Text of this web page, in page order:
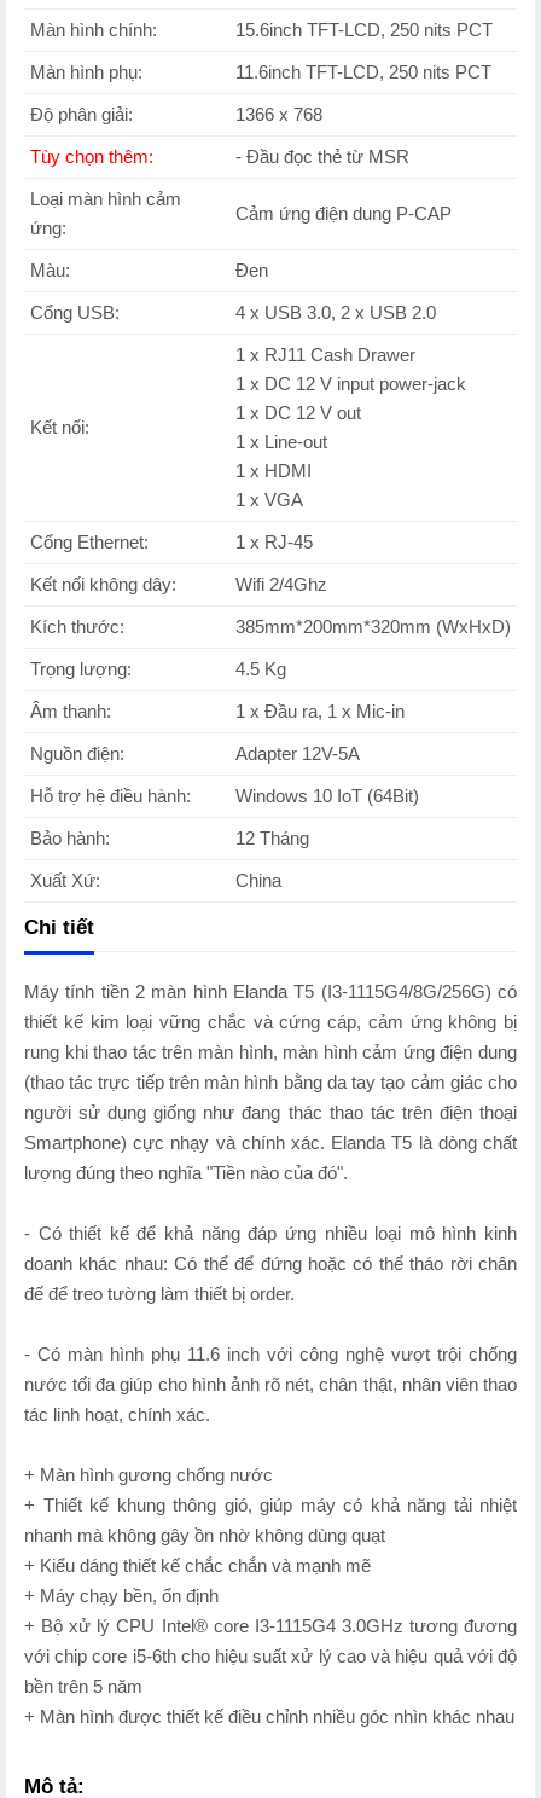
Màn hình chính: 15.6inch TFT-LCD, 250 nits PCT
Màn hình phụ: 11.6inch TFT-LCD, 250 nits PCT
Độ phân giải: 1366 x 768
Tùy chọn thêm: - Đầu đọc thẻ từ MSR
Loại màn hình cảm
ứng:
Cảm ứng điện dung P-CAP
Màu: Đen
Cổng USB: 4 x USB 3.0, 2 x USB 2.0
Kết nối:
1 x RJ11 Cash Drawer
1 x DC 12 V input power-jack
1 x DC 12 V out
1 x Line-out
1 x HDMI
1 x VGA
Cổng Ethernet: 1 x RJ-45
Kết nối không dây: Wifi 2/4Ghz
Kích thước: 385mm*200mm*320mm (WxHxD)
Trọng lượng: 4.5 Kg
Âm thanh: 1 x Đầu ra, 1 x Mic-in
Nguồn điện: Adapter 12V-5A
Hỗ trợ hệ điều hành: Windows 10 IoT (64Bit)
Bảo hành: 12 Tháng
Xuất Xứ: China
Chi tiết
Máy tính tiền 2 màn hình Elanda T5 (I3-1115G4/8G/256G) có
thiết kế kim loại vững chắc và cứng cáp, cảm ứng không bị
rung khi thao tác trên màn hình, màn hình cảm ứng điện dung
(thao tác trực tiếp trên màn hình bằng da tay tạo cảm giác cho
người sử dụng giống như đang thác thao tác trên điện thoại
Smartphone) cực nhạy và chính xác. Elanda T5 là dòng chất
lượng đúng theo nghĩa "Tiền nào của đó".
- Có thiết kế để khả năng đáp ứng nhiều loại mô hình kinh
doanh khác nhau: Có thể để đứng hoặc có thể tháo rời chân
đế để treo tường làm thiết bị order.
- Có màn hình phụ 11.6 inch với công nghệ vượt trội chống
nước tối đa giúp cho hình ảnh rõ nét, chân thật, nhân viên thao
tác linh hoạt, chính xác.
+ Màn hình gương chống nước
+ Thiết kế khung thông gió, giúp máy có khả năng tải nhiệt
nhanh mà không gây ồn nhờ không dùng quạt
+ Kiểu dáng thiết kế chắc chắn và mạnh mẽ
+ Máy chạy bền, ổn định
+ Bộ xử lý CPU Intel® core I3-1115G4 3.0GHz tương đương
với chip core i5-6th cho hiệu suất xử lý cao và hiệu quả với độ
bền trên 5 năm
+ Màn hình được thiết kế điều chỉnh nhiều góc nhìn khác nhau
Mô tả: